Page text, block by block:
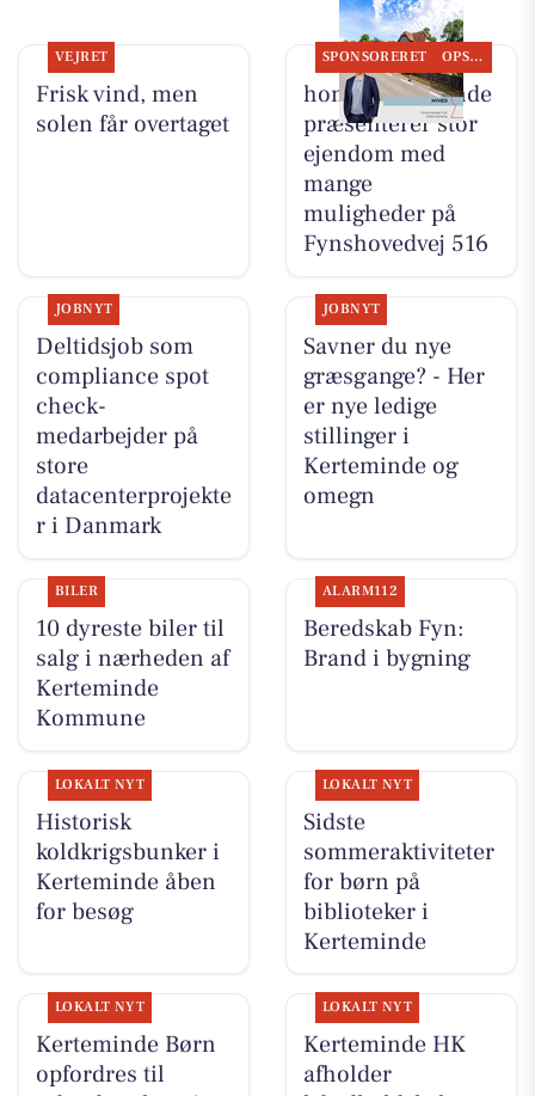
VEJRET
Frisk vind, men
solen får overtaget
SPONSORERET OPSLAGSTAVLEN
home Kerteminde
præsenterer stor
ejendom med
mange
muligheder på
Fynshovedvej 516
JOBNYT
Deltidsjob som
compliance spot
check-
medarbejder på
store
datacenterprojekte
r i Danmark
JOBNYT
Savner du nye
græsgange? - Her
er nye ledige
stillinger i
Kerteminde og
omegn
BILER
10 dyreste biler til
salg i nærheden af
Kerteminde
Kommune
ALARM112
Beredskab Fyn:
Brand i bygning
LOKALT NYT
Historisk
koldkrigsbunker i
Kerteminde åben
for besøg
LOKALT NYT
Sidste
sommeraktiviteter
for børn på
biblioteker i
Kerteminde
LOKALT NYT
Kerteminde Børn
opfordres til
LOKALT NYT
Kerteminde HK
afholder